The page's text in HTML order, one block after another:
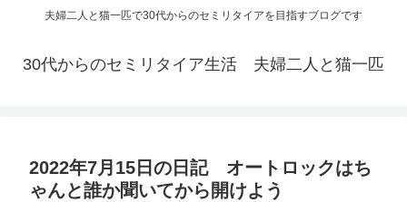
夫婦二人と猫一匹で30代からのセミリタイアを目指すブログです
30代からのセミリタイア生活 夫婦二人と猫一匹
2022年7月15日の日記 オートロックはち
ゃんと誰か聞いてから開けよう